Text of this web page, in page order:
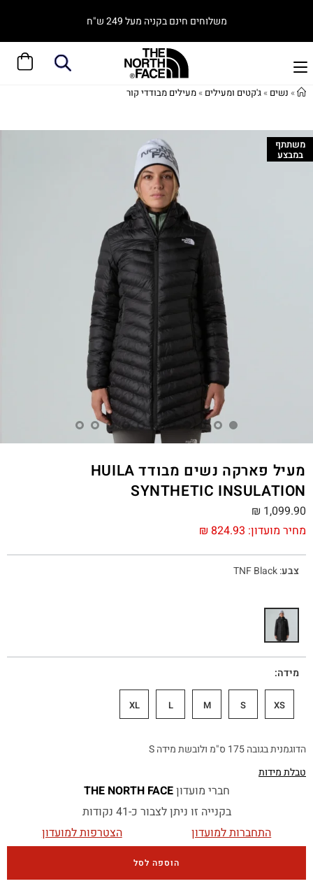
משלוחים חינם בקניה מעל 249 ש"ח
» נשים »ג'קטים ומעילים »מעילים מבודדי קור
משתתף
במבצע
מעיל פארקה נשים מבודד HUILA
SYNTHETIC INSULATION
מחיר מועדון: ₪ 824.93
₪ 1,099.90
צבע:
TNF Black
מידה
XS
S
M
L
XL
הדוגמנית בגובה 175 ס"מ ולובשת מידה S
טבלת מידות
חברי מועדוןTHE NORTH FACE
בקנייה זו ניתן לצבור כ-41 נקודות
התחברות למועדון
הצטרפות למועדון
הוספה לסל